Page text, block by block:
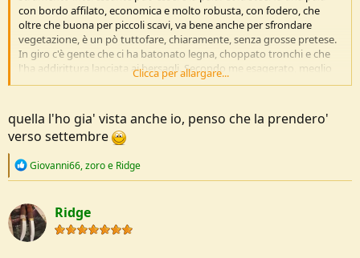
con bordo affilato, economica e molto robusta, con fodero, che
oltre che buona per piccoli scavi, va bene anche per sfrondare
vegetazione, è un pò tuttofare, chiaramente, senza grosse pretese.
In giro c'è gente che ci ha batonato legna, choppato tronchi e che
l'ha addirittura lanciata ai bersagli. Secondo me esagerato, meglio
evitare, il manico è in legno e si può crepare (nel caso cold steel
qualche piccolo scavo (per costruire un riparo, una postazione di
pesca, caccia, scavare per il metal detector ecc.) è molto valida. Te la
segnalo perchè è uno strumento spesso sottovalutato e non
Clicca per allargare...
quella l'ho gia' vista anche io, penso che la prendero'
verso settembre
R
c
t
i
o
Giovanni66,zoroe Ridge
Ridge